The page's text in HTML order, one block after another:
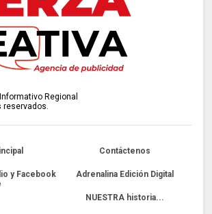
Regional
reservados.
Contáctenos
y Facebook
Adrenalina Edición Digital
NUESTRA historia...